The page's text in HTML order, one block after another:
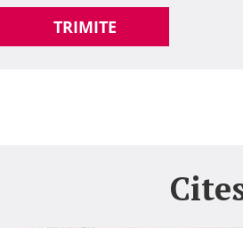
TRIMITE